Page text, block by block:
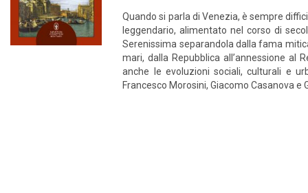
Quando si parla di Venezia, è sempre
leggendario, alimentato nel corso di
Serenissima separandola dalla fama
mari, dalla Repubblica all’annessione al
anche le evoluzioni sociali, culturali e
Francesco Morosini, Giacomo Casanova e